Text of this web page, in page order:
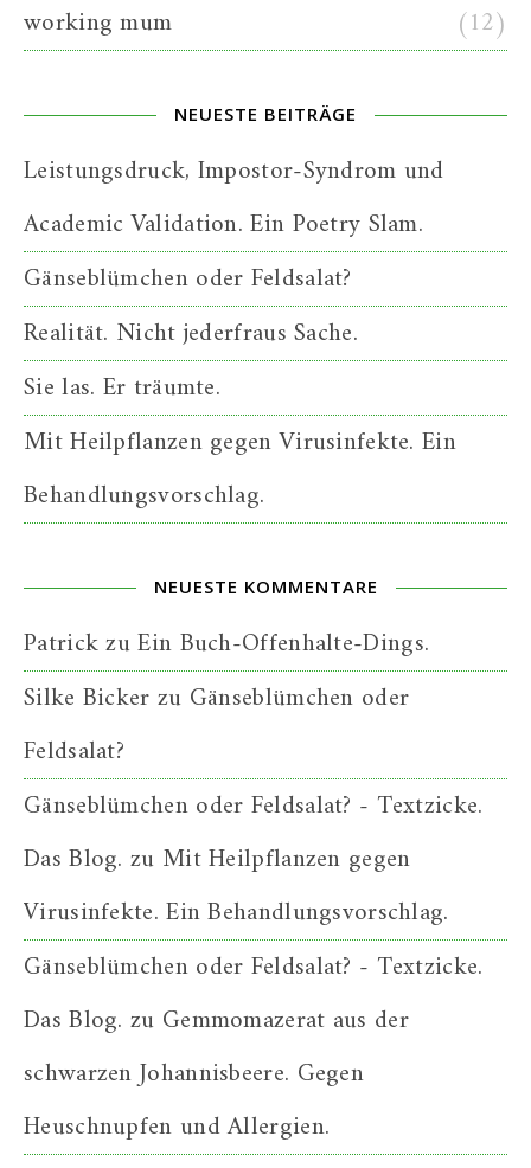
working mum
(12)
NEUESTE BEITRÄGE
Leistungsdruck, Impostor-Syndrom und
Academic Validation. Ein Poetry Slam.
Gänseblümchen oder Feldsalat?
Realität. Nicht jederfraus Sache.
Sie las. Er träumte.
Mit Heilpflanzen gegen Virusinfekte. Ein
Behandlungsvorschlag.
NEUESTE KOMMENTARE
PatrickzuEin Buch-Offenhalte-Dings.
Silke Bickerzu Gänseblümchen oder
Feldsalat?
Gänseblümchen oder Feldsalat? - Textzicke.
Das Blog. zu Mit Heilpflanzen gegen
Virusinfekte. Ein Behandlungsvorschlag.
Gänseblümchen oder Feldsalat? - Textzicke.
Das Blog. zu Gemmomazerat aus der
schwarzen Johannisbeere. Gegen
Heuschnupfen und Allergien.